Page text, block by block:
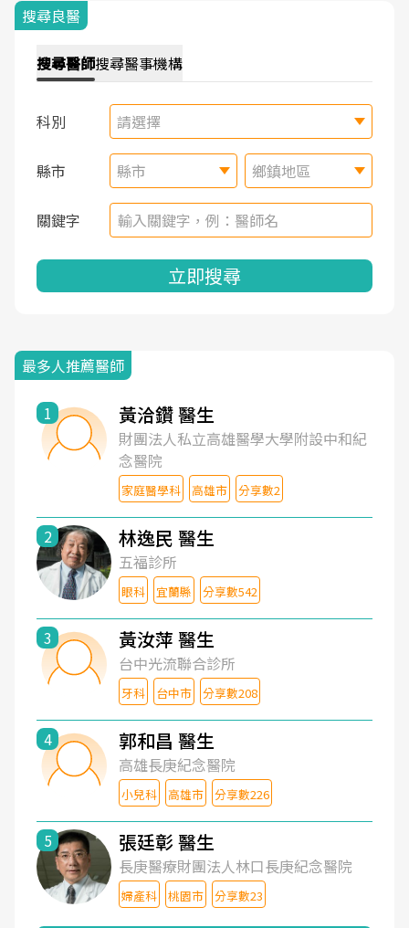
搜尋良醫
搜尋醫師搜尋醫事機構
科別 請選擇
縣市 縣市 鄉鎮地區
關鍵字
立即搜尋
最多人推薦醫師
1 黃洽鑽 醫生
財團法人私立高雄醫學大學附設中和紀
念醫院
家庭醫學科 高雄市 分享數2
2 林逸民 醫生
五福診所
眼科 宜蘭縣 分享數542
3 黃汝萍 醫生
台中光流聯合診所
牙科 台中市 分享數208
4 郭和昌 醫生
高雄長庚紀念醫院
小兒科 高雄市 分享數226
5 張廷彰 醫生
長庚醫療財團法人林口長庚紀念醫院
婦產科 桃園市 分享數23